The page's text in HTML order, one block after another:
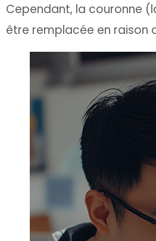
Cependant, la couronne
être remplacée en raison